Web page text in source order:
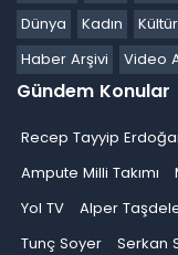
Dünya
Kadın
Haber Arşivi
Video
Gündem Konular
Recep Tayyip
Ampute Milli Takımı
Yol TV
Alper
Tunç Soyer
Serkan